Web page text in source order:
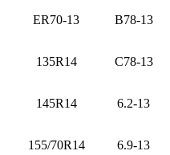
ER70-13 B78-13
135R14 C78-13
145R14 6.2-13
155/70R14 6.9-13